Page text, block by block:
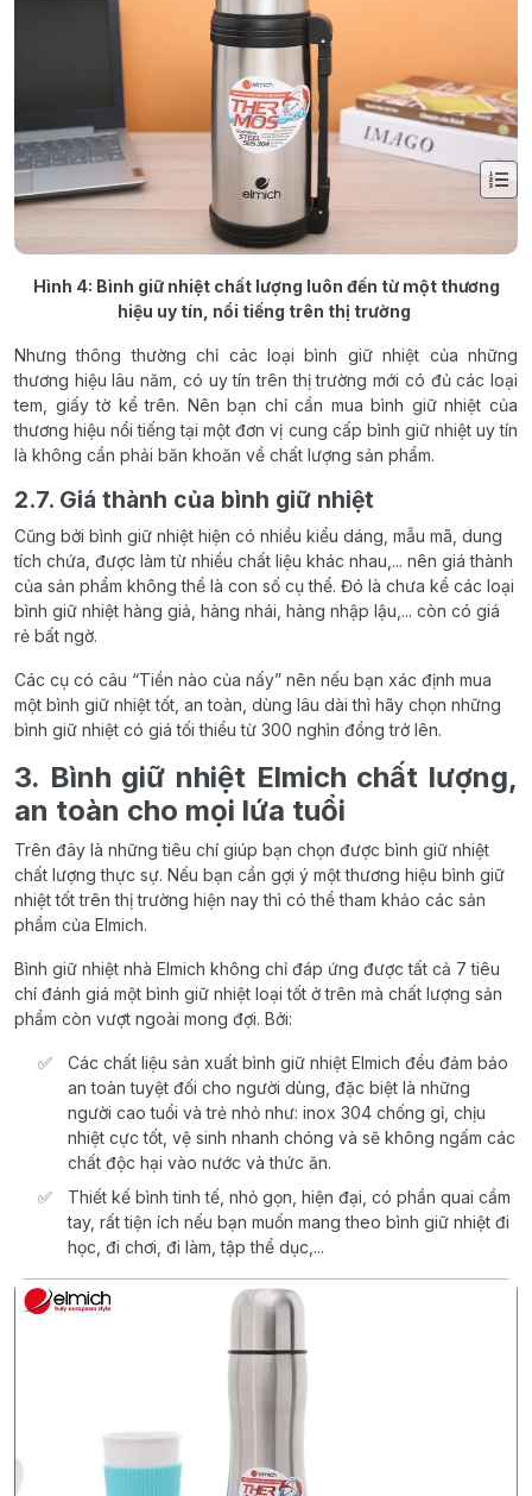
Hình 4: Bình giữ nhiệt chất lượng luôn đến từ một thương
hiệu uy tín, nổi tiếng trên thị trường
Nhưng thông thường chỉ các loại bình giữ nhiệt của những
thương hiệu lâu năm, có uy tín trên thị trường mới có đủ các loại
tem, giấy tờ kể trên. Nên bạn chỉ cần mua bình giữ nhiệt của
thương hiệu nổi tiếng tại một đơn vị cung cấp bình giữ nhiệt uy tín
là không cần phải băn khoăn về chất lượng sản phẩm.
2.7. Giá thành của bình giữ nhiệt
Cũng bởi bình giữ nhiệt hiện có nhiều kiểu dáng, mẫu mã, dung
tích chứa, được làm từ nhiều chất liệu khác nhau,... nên giá thành
của sản phẩm không thể là con số cụ thể. Đó là chưa kể các loại
bình giữ nhiệt hàng giả, hàng nhái, hàng nhập lậu,... còn có giá
rẻ bất ngờ.
Các cụ có câu “Tiền nào của nấy” nên nếu bạn xác định mua
một bình giữ nhiệt tốt, an toàn, dùng lâu dài thì hãy chọn những
bình giữ nhiệt có giá tối thiểu từ 300 nghìn đồng trở lên.
3. Bình giữ nhiệt Elmich chất lượng,
an toàn cho mọi lứa tuổi
Trên đây là những tiêu chí giúp bạn chọn được bình giữ nhiệt
chất lượng thực sự. Nếu bạn cần gợi ý một thương hiệu bình giữ
nhiệt tốt trên thị trường hiện nay thì có thể tham khảo các sản
phẩm của Elmich.
Bình giữ nhiệt nhà Elmich không chỉ đáp ứng được tất cả 7 tiêu
chí đánh giá một bình giữ nhiệt loại tốt ở trên mà chất lượng sản
phẩm còn vượt ngoài mong đợi. Bởi:
Các chất liệu sản xuất bình giữ nhiệt Elmich đều đảm bảo
an toàn tuyệt đối cho người dùng, đặc biệt là những
người cao tuổi và trẻ nhỏ như: inox 304 chống gỉ, chịu
nhiệt cực tốt, vệ sinh nhanh chóng và sẽ không ngấm các
chất độc hại vào nước và thức ăn.
Thiết kế bình tinh tế, nhỏ gọn, hiện đại, có phần quai cầm
tay, rất tiện ích nếu bạn muốn mang theo bình giữ nhiệt đi
học, đi chơi, đi làm, tập thể dục,...